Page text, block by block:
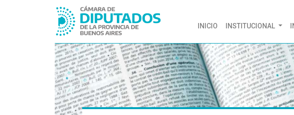
INICIO (CURRENT)
INSTITUCIONAL